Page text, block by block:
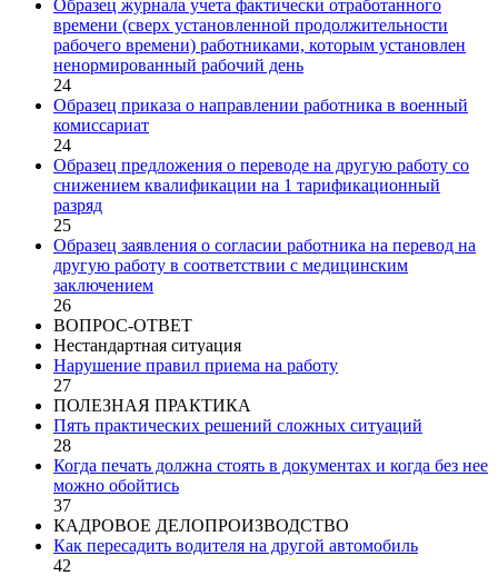
Образец журнала учета фактически отработанного
времени (сверх установленной продолжительности
рабочего времени) работниками, которым установлен
ненормированный рабочий день
24
Образец приказа о направлении работника в военный
комиссариат
24
Образец предложения о переводе на другую работу со
снижением квалификации на 1 тарификационный
разряд
25
Образец заявления о согласии работника на перевод на
другую работу в соответствии с медицинским
заключением
26
ВОПРОС-ОТВЕТ
Нестандартная ситуация
Нарушение правил приема на работу
27
ПОЛЕЗНАЯ ПРАКТИКА
Пять практических решений сложных ситуаций
28
Когда печать должна стоять в документах и когда без нее
можно обойтись
37
КАДРОВОЕ ДЕЛОПРОИЗВОДСТВО
Как пересадить водителя на другой автомобиль
42